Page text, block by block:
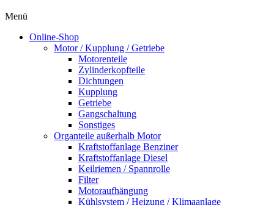
Menü
Online-Shop
Motor / Kupplung / Getriebe
Motorenteile
Zylinderkopfteile
Dichtungen
Kupplung
Getriebe
Gangschaltung
Sonstiges
Organteile außerhalb Motor
Kraftstoffanlage Benziner
Kraftstoffanlage Diesel
Keilriemen / Spannrolle
Filter
Motoraufhängung
Kühlsystem / Heizung / Klimaanlage